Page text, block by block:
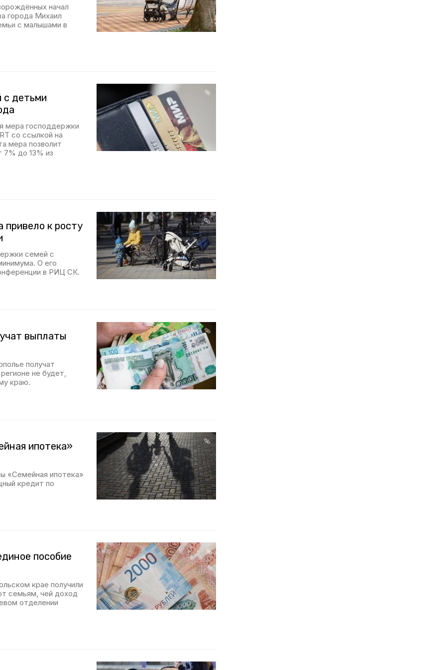
начал
города Михаил
с малышами в
с детьми
мера господдержки
со ссылкой на
мера позволит
до 13% из
привело к росту
семей с
О его
в РИЦ СК.
выплаты
получат
не будет,
краю.
ипотека»
«Семейная ипотека»
кредит по
пособие
крае получили
семьям, чей доход
отделении